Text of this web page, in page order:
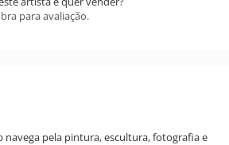
para avaliação.
navega pela pintura, escultura, fotografia e